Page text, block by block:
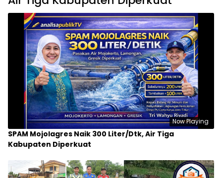
Now Playing
SPAM Mojolagres Naik 300 Liter/Dtk, Air Tiga
Kabupaten Diperkuat